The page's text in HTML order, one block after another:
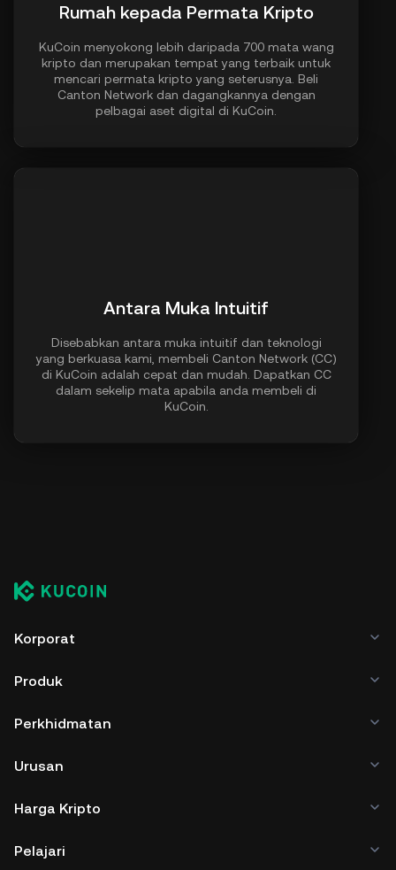
Rumah kepada Permata Kripto
KuCoin menyokong lebih daripada 700 mata wang
kripto dan merupakan tempat yang terbaik untuk
mencari permata kripto yang seterusnya. Beli
Canton Network dan dagangkannya dengan
pelbagai aset digital di KuCoin.
Antara Muka Intuitif
Disebabkan antara muka intuitif dan teknologi
yang berkuasa kami, membeli Canton Network (CC)
di KuCoin adalah cepat dan mudah. Dapatkan CC
dalam sekelip mata apabila anda membeli di
KuCoin.
Korporat
Produk
Perkhidmatan
Urusan
Harga Kripto
Pelajari